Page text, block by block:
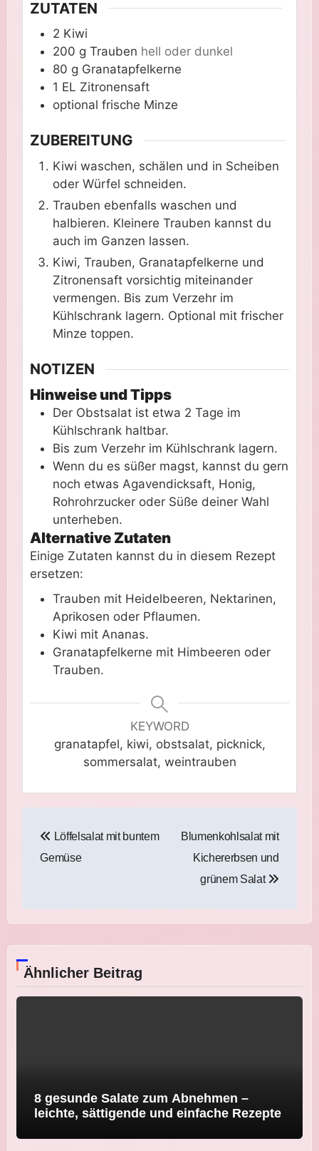
ZUTATEN
2 Kiwi
200 g Trauben hell oder dunkel
80 g Granatapfelkerne
1 EL Zitronensaft
optional frische Minze
ZUBEREITUNG
Kiwi waschen, schälen und in Scheiben
oder Würfel schneiden.
Trauben ebenfalls waschen und
halbieren. Kleinere Trauben kannst du
auch im Ganzen lassen.
Kiwi, Trauben, Granatapfelkerne und
Zitronensaft vorsichtig miteinander
vermengen. Bis zum Verzehr im
Kühlschrank lagern. Optional mit frischer
Minze toppen.
NOTIZEN
Hinweise und Tipps
Der Obstsalat ist etwa 2 Tage im
Kühlschrank haltbar.
Bis zum Verzehr im Kühlschrank lagern.
Wenn du es süßer magst, kannst du gern
noch etwas Agavendicksaft, Honig,
Rohrohrzucker oder Süße deiner Wahl
unterheben.
Alternative Zutaten
Einige Zutaten kannst du in diesem Rezept
ersetzen:
Trauben mit Heidelbeeren, Nektarinen,
Aprikosen oder Pflaumen.
Kiwi mit Ananas.
Granatapfelkerne mit Himbeeren oder
Trauben.
KEYWORD
granatapfel, kiwi, obstsalat, picknick,
sommersalat, weintrauben
Löffelsalat mit buntem
Gemüse
Blumenkohlsalat mit
Kichererbsen und
grünem Salat
Ähnlicher Beitrag
8 gesunde Salate zum Abnehmen –
leichte, sättigende und einfache Rezepte